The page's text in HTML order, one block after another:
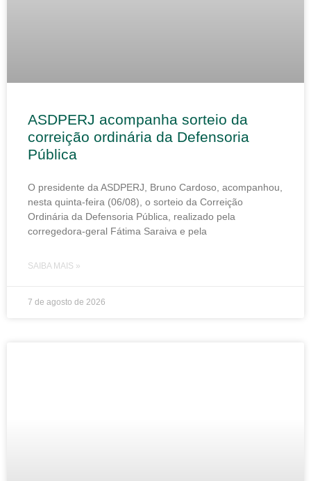
ASDPERJ acompanha sorteio da
correição ordinária da Defensoria
Pública
O presidente da ASDPERJ, Bruno Cardoso, acompanhou,
nesta quinta-feira (06/08), o sorteio da Correição
Ordinária da Defensoria Pública, realizado pela
corregedora-geral Fátima Saraiva e pela
SAIBA MAIS »
7 de agosto de 2026